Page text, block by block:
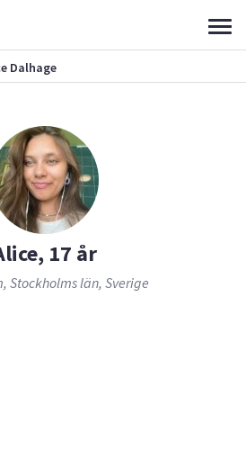
Dalhage
17 år
Stockholms län, Sverige